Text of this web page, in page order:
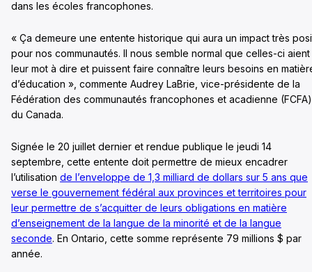
dans les écoles francophones.
« Ça demeure une entente historique qui aura un impact très
pour nos communautés. Il nous semble normal que celles-ci aient
leur mot à dire et puissent faire connaître leurs besoins en
d’éducation », commente Audrey LaBrie, vice-présidente de la
Fédération des communautés francophones et acadienne (FCFA)
du Canada.
Signée le 20 juillet dernier et rendue publique le jeudi 14
septembre, cette entente doit permettre de mieux encadrer
l’utilisation de l’enveloppe de 1,3 milliard de dollars sur 5 ans que
verse le gouvernement fédéral aux provinces et territoires pour
leur permettre de s’acquitter de leurs obligations en matière
d’enseignement de la langue de la minorité et de la langue
seconde. En Ontario, cette somme représente 79 millions $ par
année.